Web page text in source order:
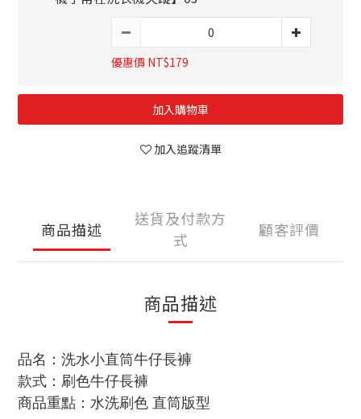
優惠價 NT$179
加入購物車
加入追蹤清單
商品描述
送貨及付款方
式
顧客評價
商品描述
品名：洗水小直筒牛仔長褲
款式：刷色牛仔長褲
商品重點：水洗刷色 直筒版型